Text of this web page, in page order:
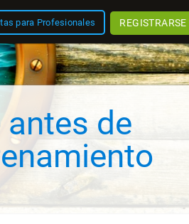
para Profesionales REGISTRARSE
de